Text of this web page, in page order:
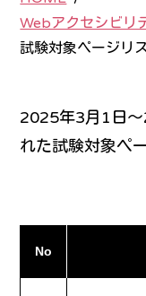
Webアクセシビリ
試験対象ページリ
2025年3月1日
れた試験対象ペ
No